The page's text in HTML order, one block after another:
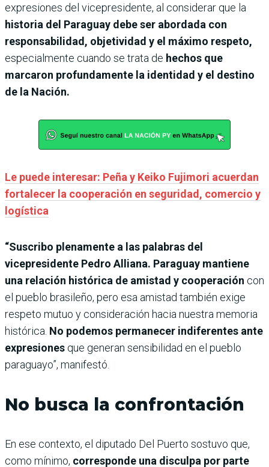
expresiones del vicepresidente, al considerar que la
historia del Paraguay debe ser abordada con
responsabilidad, objetividad y el máximo respeto,
especialmente cuando se trata de hechos que
marcaron profundamente la identidad y el destino
de la Nación.
Le puede interesar: Peña y Keiko Fujimori acuerdan
fortalecer la cooperación en seguridad, comercio y
logística
“Suscribo plenamente a las palabras del
vicepresidente Pedro Alliana. Paraguay mantiene
una relación histórica de amistad y cooperación con
el pueblo brasileño, pero esa amistad también exige
respeto mutuo y consideración hacia nuestra memoria
histórica. No podemos permanecer indiferentes ante
expresiones que generan sensibilidad en el pueblo
paraguayo”, manifestó.
No busca la confrontación
En ese contexto, el diputado Del Puerto sostuvo que,
como mínimo, corresponde una disculpa por parte